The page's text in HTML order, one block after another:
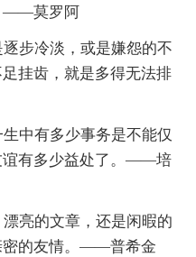
——莫罗阿
步冷淡，或是嫌怨的不
挂齿，就是多得无法排
中有多少事务是不能仅
谊有多少益处了。——培
亮的文章，还是闲暇的
密的友情。——普希金